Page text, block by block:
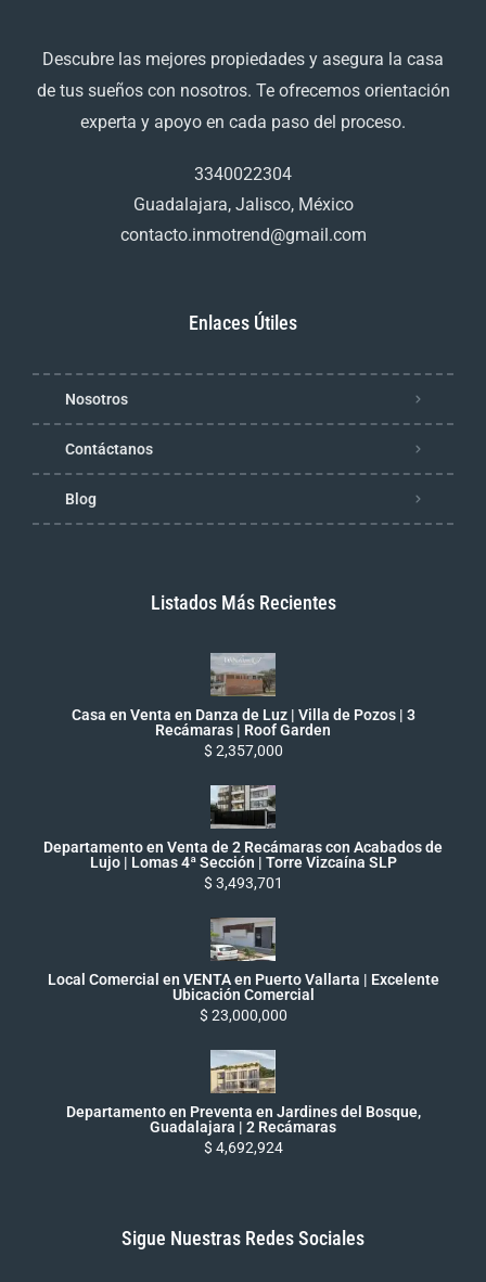
Descubre las mejores propiedades y asegura la casa
de tus sueños con nosotros. Te ofrecemos orientación
experta y apoyo en cada paso del proceso.
3340022304
Guadalajara, Jalisco, México
contacto.inmotrend@gmail.com
Enlaces Útiles
Nosotros
Contáctanos
Blog
Listados Más Recientes
Casa en Venta en Danza de Luz | Villa de Pozos | 3
Recámaras | Roof Garden
$ 2,357,000
Departamento en Venta de 2 Recámaras con Acabados de
Lujo | Lomas 4ª Sección | Torre Vizcaína SLP
$ 3,493,701
Local Comercial en VENTA en Puerto Vallarta | Excelente
Ubicación Comercial
$ 23,000,000
Departamento en Preventa en Jardines del Bosque,
Guadalajara | 2 Recámaras
$ 4,692,924
Sigue Nuestras Redes Sociales